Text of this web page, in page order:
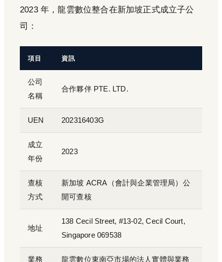
2023 年，龍雲數位整合在新加坡正式成立子公
司：
項目 資訊
公司
名稱
合作夥伴 PTE. LTD.
UEN 202316403G
成立
年份
2023
查核
方式
新加坡 ACRA（會計與企業管理局）公
開可查核
地址
138 Cecil Street, #13-02, Cecil Court,
Singapore 069538
業務
龍雲數位東南亞市場的法人實體與業務